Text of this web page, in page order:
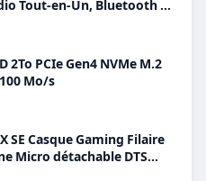
Tout-en-Un, Bluetooth et
2To PCIe Gen4 NVMe M.2
Mo/s
SE Casque Gaming Filaire
Micro détachable DTS